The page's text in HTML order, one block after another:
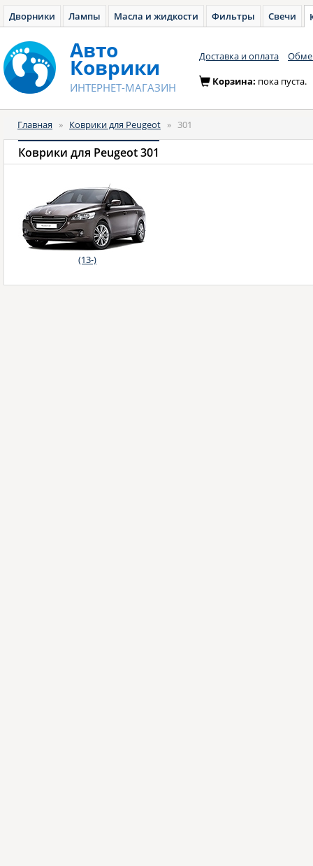
Дворники Лампы Масла и жидкости Фильтры Свечи
Авто
Коврики
ИНТЕРНЕТ-МАГАЗИН
Доставка и оплата
Корзина: пока пуста.
Главная » Коврики для Peugeot » 301
Коврики для Peugeot 301
(13-)